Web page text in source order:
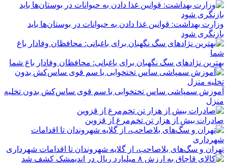
وزارت بهداشت: قوانین غذا دادن به حیوانات در بوستان‌ها باید
بازنگری شود
بهترین نژادهای سگ نگهبان برای باغبانی: محافظان وفادار باغ شما
آموزش سمپاشی ساس تختخوابی با سم قوی ساس‌کش بدون تخلیه
منزل
صادرات بیش از هزار تن تخم‌مرغ از قزوین
تهران و سگ‌های بلاصاحب، از گلایه شهروندان تا اقدامات شهرداری